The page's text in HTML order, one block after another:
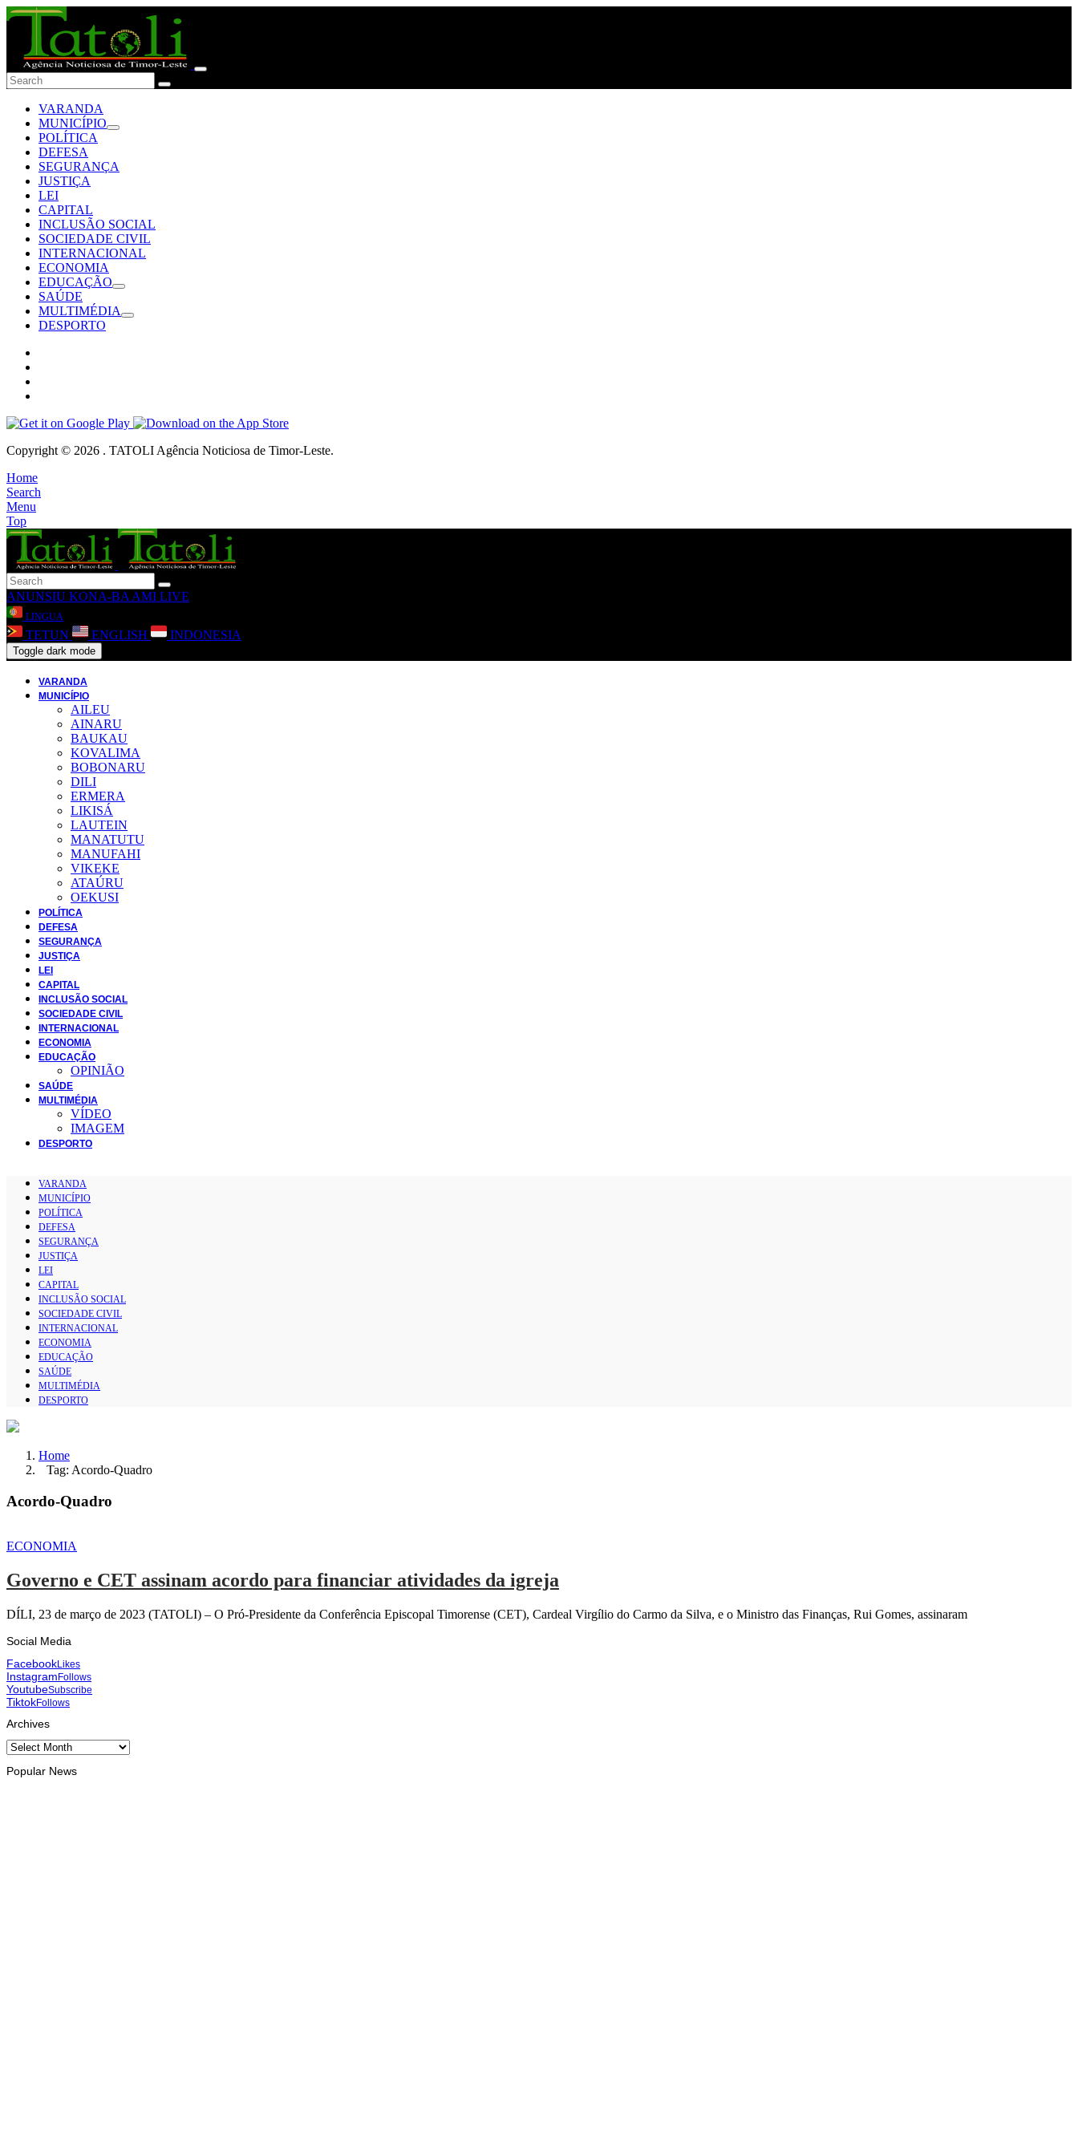
VARANDA
MUNICÍPIO
POLÍTICA
DEFESA
SEGURANÇA
JUSTIÇA
LEI
CAPITAL
INCLUSÃO SOCIAL
SOCIEDADE CIVIL
INTERNACIONAL
ECONOMIA
EDUCAÇÃO
SAÚDE
MULTIMÉDIA
DESPORTO
Copyright © 2026 . TATOLI Agência Noticiosa de Timor-Leste.
Home
Search
Menu
Top
ANUNSIU KONA-BA AMI LIVE
LINGUA
TETUN ENGLISH INDONESIA
Toggle dark mode
VARANDA
MUNICÍPIO
AILEU
AINARU
BAUKAU
KOVALIMA
BOBONARU
DILI
ERMERA
LIKISÁ
LAUTEIN
MANATUTU
MANUFAHI
VIKEKE
ATAÚRU
OEKUSI
POLÍTICA
DEFESA
SEGURANÇA
JUSTIÇA
LEI
CAPITAL
INCLUSÃO SOCIAL
SOCIEDADE CIVIL
INTERNACIONAL
ECONOMIA
EDUCAÇÃO
OPINIÃO
SAÚDE
MULTIMÉDIA
VÍDEO
IMAGEM
DESPORTO
VARANDA
MUNICÍPIO
POLÍTICA
DEFESA
SEGURANÇA
JUSTIÇA
LEI
CAPITAL
INCLUSÃO SOCIAL
SOCIEDADE CIVIL
INTERNACIONAL
ECONOMIA
EDUCAÇÃO
SAÚDE
MULTIMÉDIA
DESPORTO
Home
Tag: Acordo-Quadro
Acordo-Quadro
ECONOMIA
Governo e CET assinam acordo para financiar atividades da igreja
DÍLI, 23 de março de 2023 (TATOLI) – O Pró-Presidente da Conferência Episcopal Timorense (CET), Cardeal Virgílio do Carmo da Silva, e o Ministro das Finanças, Rui Gomes, assinaram
Social Media
FacebookLikes
InstagramFollows
YoutubeSubscribe
TiktokFollows
Archives
Archives
Popular News